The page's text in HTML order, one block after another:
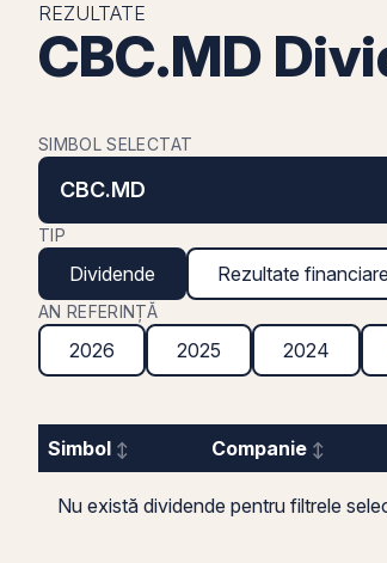
REZULTATE
CBC.MD
SIMBOL SELECTAT
CBC.MD
TIP
Dividende Rezultate financiare
AN REFERINȚĂ
2026 2025 2024
Simbol Companie
Nu există dividende pentru filtrele